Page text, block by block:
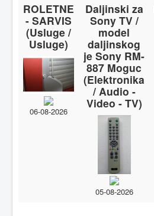
ROLETNE
- SARVIS
(Usluge /
Usluge)
06-08-2026
Daljinski za
Sony TV /
model
daljinskog
je Sony RM-
887 Moguc
(Elektronika
/ Audio -
Video - TV)
05-08-2026